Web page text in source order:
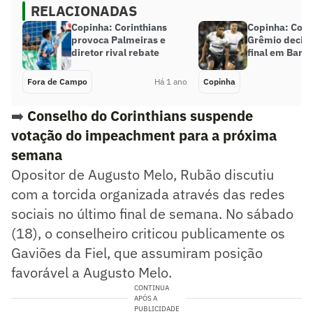
RELACIONADAS
Copinha: Corinthians
provoca Palmeiras e
diretor rival rebate
Fora de Campo Há 1 ano
Copinha:
Grêmio
final em
Copinha
➡️ Conselho do Corinthians suspende
votação do impeachment para a próxima
semana
Opositor de Augusto Melo, Rubão discutiu
com a torcida organizada através das redes
sociais no último final de semana. No sábado
(18), o conselheiro criticou publicamente os
Gaviões da Fiel, que assumiram posição
favorável a Augusto Melo.
CONTINUA
APÓS A
PUBLICIDADE